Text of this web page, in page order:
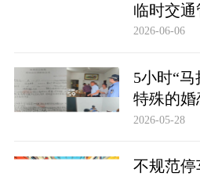
临时交通
2026-06-06
5小时“
特殊的婚
解……
2026-05-28
不规范